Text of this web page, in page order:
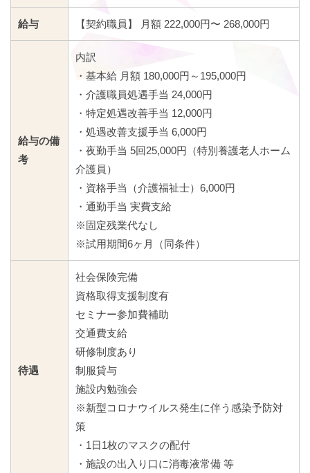
給与 【契約職員】 月額 222,000円〜 268,000円
給与の備
考
内訳
・基本給 月額 180,000円～195,000円
・介護職員処遇手当 24,000円
・特定処遇改善手当 12,000円
・処遇改善支援手当 6,000円
・夜勤手当 5回25,000円（特別養護老人ホーム
介護員）
・資格手当（介護福祉士）6,000円
・通勤手当 実費支給
※固定残業代なし
※試用期間6ヶ月（同条件）
待遇
社会保険完備
資格取得支援制度有
セミナー参加費補助
交通費支給
研修制度あり
制服貸与
施設内勉強会
※新型コロナウイルス発生に伴う感染予防対
策
・1日1枚のマスクの配付
・施設の出入り口に消毒液常備 等